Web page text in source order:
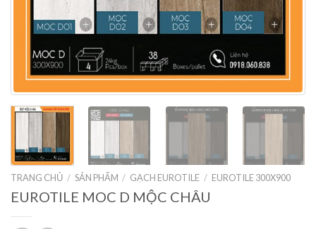
TRANG CHỦ / SẢN PHẨM / GẠCH EUROTILE / EUROTILE 300X900
EUROTILE MOC D MỘC CHÂU